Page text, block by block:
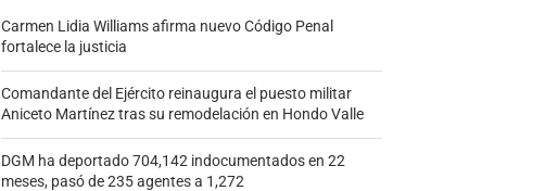
Carmen Lidia Williams afirma nuevo Código Penal
fortalece la justicia
Comandante del Ejército reinaugura el puesto militar
Aniceto Martínez tras su remodelación en Hondo Valle
DGM ha deportado 704,142 indocumentados en 22
meses, pasó de 235 agentes a 1,272